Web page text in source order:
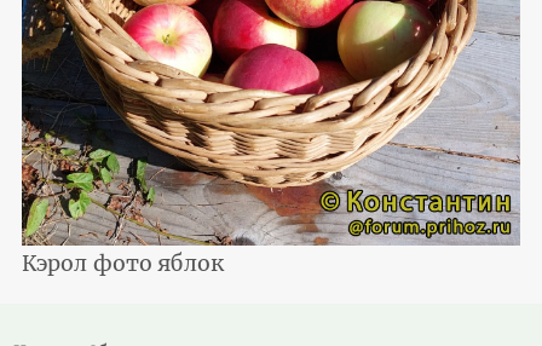
Кэрол фото яблок